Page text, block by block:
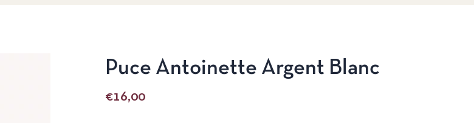
Puce Antoinette Argent Blanc
€16,00